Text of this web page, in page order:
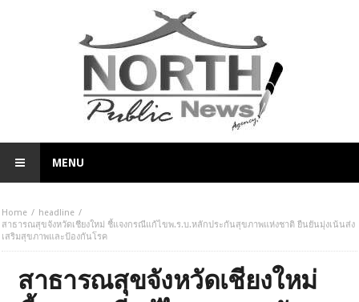
MENU
Home
headline
สาธารณสุขจังหวัดเชียงใหม่ ชี้แจงกรณีแก้ไขพ.ร.บ.หลักประกันสุขภาพแห่งชาติ ยืนยันมุ่งเน้นส่ง
เสริมสุขภาพและป้องกันโรค
สาธารณสุขจังหวัดเชียงใหม่